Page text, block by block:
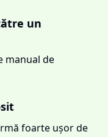
un
manual de
foarte ușor de